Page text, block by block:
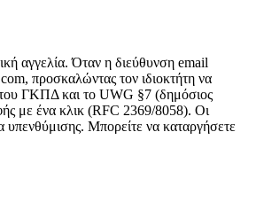
αγγελία. Όταν η διεύθυνση email
προσκαλώντας τον ιδιοκτήτη να
του ΓΚΠΔ και το UWG §7 (δημόσιος
με ένα κλικ (RFC 2369/8058). Οι
υπενθύμισης. Μπορείτε να καταργήσετε